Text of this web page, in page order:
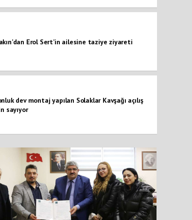
Erol Sert’in ailesine taziye ziyareti
dev montaj yapılan Solaklar Kavşağı açılış
sayıyor